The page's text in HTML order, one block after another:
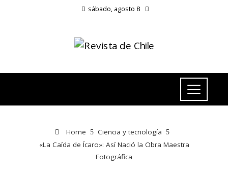
sábado, agosto 8
Home
Ciencia y tecnología
«La Caída de Ícaro»: Así Nació la Obra Maestra
Fotográfica